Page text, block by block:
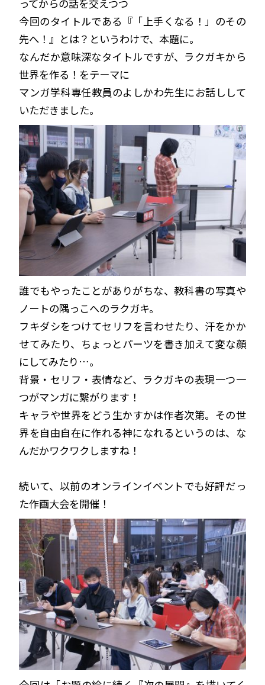
ってからの話を交えつつ
今回のタイトルである『「上手くなる！」のその
先へ！』とは？というわけで、本題に。
なんだか意味深なタイトルですが、ラクガキから
世界を作る！をテーマに
マンガ学科専任教員のよしかわ先生にお話しして
いただきました。
誰でもやったことがありがちな、教科書の写真や
ノートの隅っこへのラクガキ。
フキダシをつけてセリフを言わせたり、汗をかか
せてみたり、ちょっとパーツを書き加えて変な顔
にしてみたり…。
背景・セリフ・表情など、ラクガキの表現一つ一
つがマンガに繋がります！
キャラや世界をどう生かすかは作者次第。その世
界を自由自在に作れる神になれるというのは、な
んだかワクワクしますね！
続いて、以前のオンラインイベントでも好評だっ
た作画大会を開催！